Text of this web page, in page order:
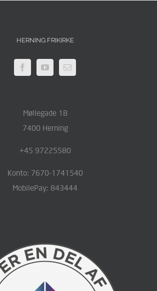
HERNING FRIKIRKE
Møllegade 1B
7400 Herning
+45 97225580
Konto: 7670-1741540
MobilePay: 843444